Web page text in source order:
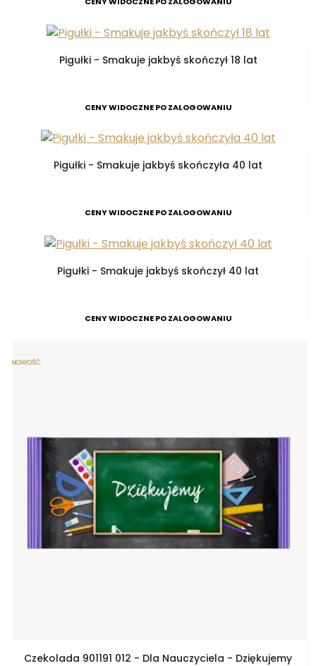
Pigułki - Smakuje jakbyś skończył 18 lat
CENY WIDOCZNE PO ZALOGOWANIU
Pigułki - Smakuje jakbyś skończyła 40 lat
CENY WIDOCZNE PO ZALOGOWANIU
Pigułki - Smakuje jakbyś skończył 40 lat
CENY WIDOCZNE PO ZALOGOWANIU
Czekolada 901191 012 - Dla Nauczyciela - Dziękujemy